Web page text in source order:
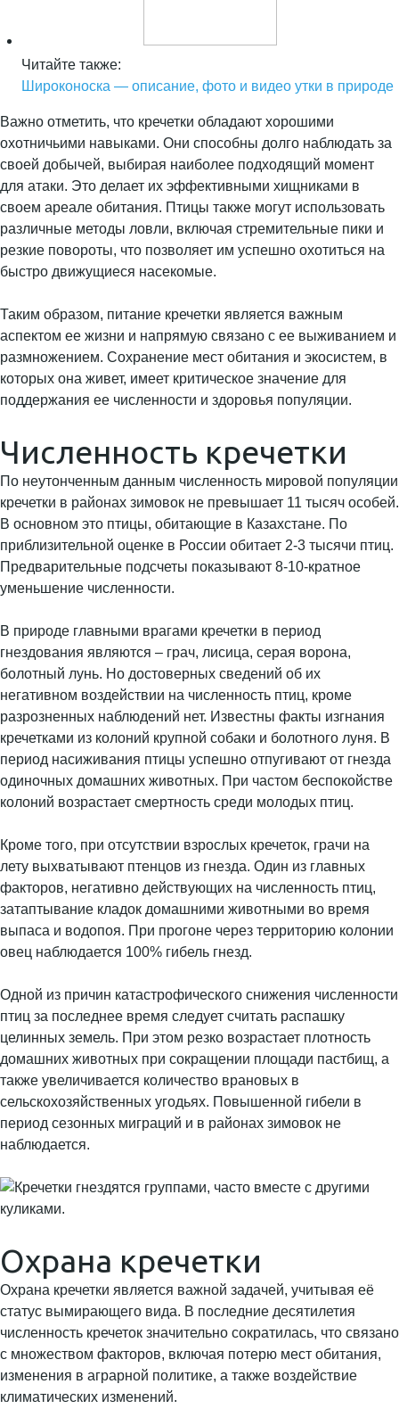
Читайте также:
Широконоска — описание, фото и видео утки в природе
Важно отметить, что кречетки обладают хорошими
охотничьими навыками. Они способны долго наблюдать за
своей добычей, выбирая наиболее подходящий момент
для атаки. Это делает их эффективными хищниками в
своем ареале обитания. Птицы также могут использовать
различные методы ловли, включая стремительные пики и
резкие повороты, что позволяет им успешно охотиться на
быстро движущиеся насекомые.
Таким образом, питание кречетки является важным
аспектом ее жизни и напрямую связано с ее выживанием и
размножением. Сохранение мест обитания и экосистем, в
которых она живет, имеет критическое значение для
поддержания ее численности и здоровья популяции.
Численность кречетки
По неутонченным данным численность мировой популяции
кречетки в районах зимовок не превышает 11 тысяч особей.
В основном это птицы, обитающие в Казахстане. По
приблизительной оценке в России обитает 2-3 тысячи птиц.
Предварительные подсчеты показывают 8-10-кратное
уменьшение численности.
В природе главными врагами кречетки в период
гнездования являются – грач, лисица, серая ворона,
болотный лунь. Но достоверных сведений об их
негативном воздействии на численность птиц, кроме
разрозненных наблюдений нет. Известны факты изгнания
кречетками из колоний крупной собаки и болотного луня. В
период насиживания птицы успешно отпугивают от гнезда
одиночных домашних животных. При частом беспокойстве
колоний возрастает смертность среди молодых птиц.
Кроме того, при отсутствии взрослых кречеток, грачи на
лету выхватывают птенцов из гнезда. Один из главных
факторов, негативно действующих на численность птиц,
затаптывание кладок домашними животными во время
выпаса и водопоя. При прогоне через территорию колонии
овец наблюдается 100% гибель гнезд.
Одной из причин катастрофического снижения численности
птиц за последнее время следует считать распашку
целинных земель. При этом резко возрастает плотность
домашних животных при сокращении площади пастбищ, а
также увеличивается количество врановых в
сельскохозяйственных угодьях. Повышенной гибели в
период сезонных миграций и в районах зимовок не
наблюдается.
Охрана кречетки
Охрана кречетки является важной задачей, учитывая её
статус вымирающего вида. В последние десятилетия
численность кречеток значительно сократилась, что связано
с множеством факторов, включая потерю мест обитания,
изменения в аграрной политике, а также воздействие
климатических изменений.